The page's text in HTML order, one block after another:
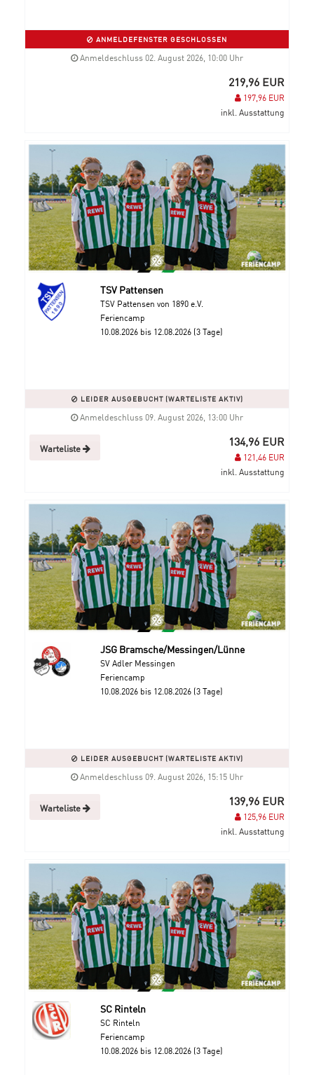
ANMELDEFENSTER GESCHLOSSEN
Anmeldeschluss 02. August 2026, 10:00 Uhr
219,96 EUR
197,96 EUR
inkl. Ausstattung
TSV Pattensen
TSV Pattensen von 1890 e.V.
Feriencamp
10.08.2026 bis 12.08.2026 (3 Tage)
LEIDER AUSGEBUCHT (WARTELISTE AKTIV)
Anmeldeschluss 09. August 2026, 13:00 Uhr
Warteliste 134,96 EUR
121,46 EUR
inkl. Ausstattung
JSG Bramsche/Messingen/Lünne
SV Adler Messingen
Feriencamp
10.08.2026 bis 12.08.2026 (3 Tage)
LEIDER AUSGEBUCHT (WARTELISTE AKTIV)
Anmeldeschluss 09. August 2026, 15:15 Uhr
Warteliste 139,96 EUR
125,96 EUR
inkl. Ausstattung
SC Rinteln
SC Rinteln
Feriencamp
10.08.2026 bis 12.08.2026 (3 Tage)